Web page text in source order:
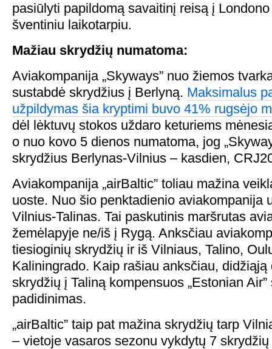
pasiūlyti papildomą savaitinį reisą į
šventiniu laikotarpiu.
Mažiau skrydžių numatoma:
Aviakompanija „Skyways” nuo žiemos
sustabdė skrydžius į Berlyną. Maksimalus
užpildymas šia kryptimi buvo 41% rugsėjo
dėl lėktuvų stokos uždaro keturiems
o nuo kovo 5 dienos numatoma, jog
skrydžius Berlynas-Vilnius – kasdien,
Aviakompanija „airBaltic” toliau mažina
uoste. Nuo šio penktadienio aviakompanija
Vilnius-Talinas. Tai paskutinis maršrutas
žemėlapyje ne/iš į Rygą. Anksčiau
tiesioginių skrydžių ir iš Vilniaus, Talino,
Kaliningrado. Kaip rašiau anksčiau, didžiąją
skrydžių į Taliną kompensuos „Estonian
padidinimas.
„airBaltic” taip pat mažina skrydžių tarp
– vietoje vasaros sezonu vykdytų 7